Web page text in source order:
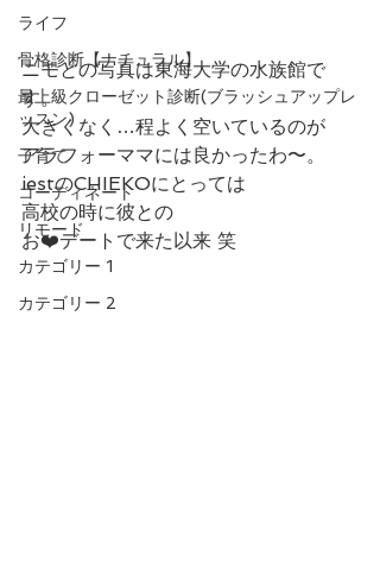
ライフ
骨格診断【ナチュラル】
最上級クローゼット診断(ブラッシュアップレ
ッスン)
子育て
コーディネート
リモード
カテゴリー 1
カテゴリー 2
ニモとの写真は東海大学の水族館で
す。
大きくなく…程よく空いているのが
アラフォーママには良かったわ〜。
iestのCHIEKOにとっては
高校の時に彼との
お❤️デートで来た以来 笑